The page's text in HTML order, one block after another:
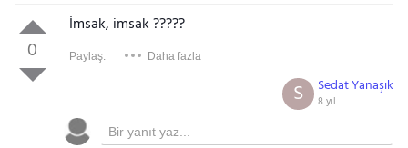
0
İmsak, imsak ?????
Paylaş: Daha fazla
Sedat Yanaşık
8 yıl
S